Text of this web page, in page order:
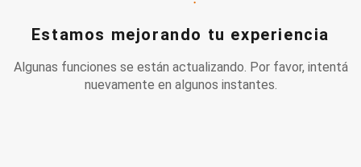
Estamos mejorando tu experiencia
Algunas funciones se están actualizando. Por favor, intentá
nuevamente en algunos instantes.